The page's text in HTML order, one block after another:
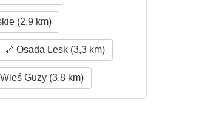
(2,9 km)
Osada Lesk (3,3 km)
Wieś Guzy (3,8 km)